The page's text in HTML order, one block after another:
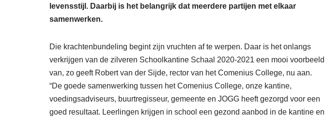
levensstijl. Daarbij is het belangrijk dat meerdere partijen met elkaar
samenwerken.
Die krachtenbundeling begint zijn vruchten af te werpen. Daar is het onlangs
verkrijgen van de zilveren Schoolkantine Schaal 2020-2021 een mooi voorbeeld
van, zo geeft Robert van der Sijde, rector van het Comenius College, nu aan.
“De goede samenwerking tussen het Comenius College, onze kantine,
voedingsadviseurs, buurtregisseur, gemeente en JOGG heeft gezorgd voor een
goed resultaat. Leerlingen krijgen in school een gezond aanbod in de kantine en